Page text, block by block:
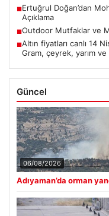
■Ertuğrul Doğan’dan
Açıklama
■Outdoor Mutfaklar ve
■Altın fiyatları canlı 14
Gram, çeyrek, yarım ve
Güncel
06/08/2026
Adıyaman’da orman